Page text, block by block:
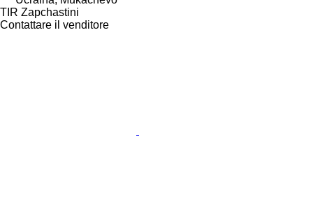
TIR Zapchastini
Contattare il venditore